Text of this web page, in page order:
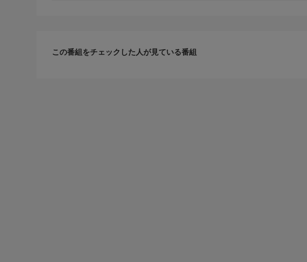
この番組をチェックした人が見ている番組